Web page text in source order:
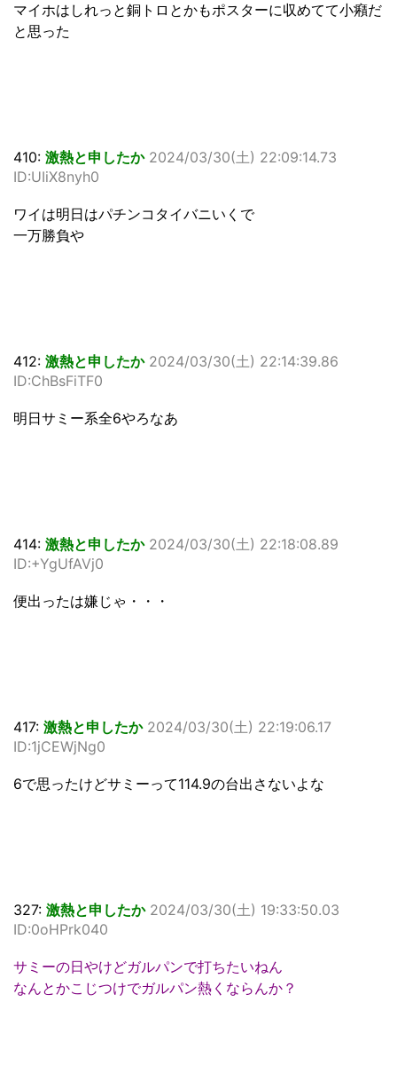
マイホはしれっと銅トロとかもポスターに収めてて小癪だ
と思った
410: 激熱と申したか 2024/03/30(土) 22:09:14.73
ID:UIiX8nyh0
ワイは明日はパチンコタイバニいくで
一万勝負や
412: 激熱と申したか 2024/03/30(土) 22:14:39.86
ID:ChBsFiTF0
明日サミー系全6やろなあ
414: 激熱と申したか 2024/03/30(土) 22:18:08.89
ID:+YgUfAVj0
便出ったは嫌じゃ・・・
417: 激熱と申したか 2024/03/30(土) 22:19:06.17
ID:1jCEWjNg0
6で思ったけどサミーって114.9の台出さないよな
327: 激熱と申したか 2024/03/30(土) 19:33:50.03
ID:0oHPrk040
サミーの日やけどガルパンで打ちたいねん
なんとかこじつけでガルパン熱くならんか？